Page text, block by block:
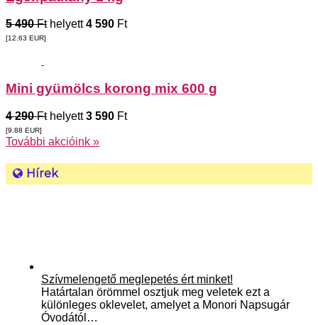
5 490 Fthelyett4 590 Ft
[12.63 EUR]
Mini gyümölcs korong mix 600 g
4 290 Fthelyett3 590 Ft
[9.88 EUR]
További akcióink »
Hírek
Szívmelengető meglepetés ért minket!
Határtalan örömmel osztjuk meg veletek ezt a
különleges oklevelet, amelyet a Monori Napsugár
Óvodától…